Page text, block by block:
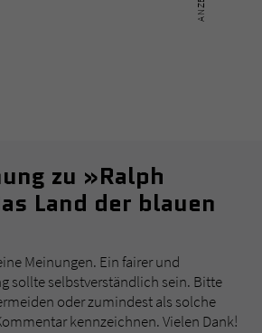
zu »Ralph
Land der blauen
Meinungen. Ein fairer und
sollte selbstverständlich sein. Bitte
oder zumindest als solche
kennzeichnen. Vielen Dank!